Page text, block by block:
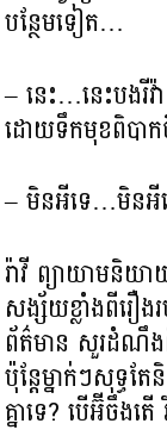
បន្ថែមទៀត…
– នេះ…នេះបងរីវ៉
ដោយទឹកមុខពិបាក
– មិនអីទេ…មិនអីទ
រ៉ាវី ព្យាយាមនិយ
សង្ស័យខ្លាំងពីរឿ
ព័ត៌មាន សួរដំណឹង
ប៉ុន្ដែម្នាក់ៗសុទ្ធត
គ្នាទេ? បើអ៊ីចឹងត